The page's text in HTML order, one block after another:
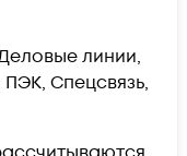
линии,
Спецсвязь,